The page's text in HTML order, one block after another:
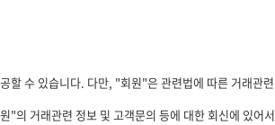
수 있습니다. 다만, "회원"은 관련법에 따른 거래관
의 거래관련 정보 및 고객문의 등에 대한 회신에 있어